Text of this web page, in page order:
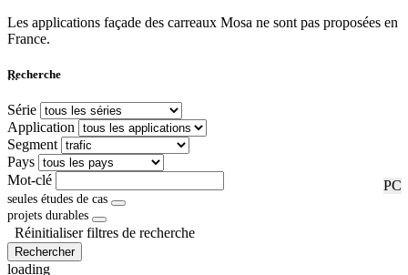
Les applications façade des carreaux Mosa ne sont pas proposées en
France.
...
Recherche
Série
Application
Segment
Pays
Mot-clé
RF
PC
seules études de cas
projets durables
Réinitialiser filtres de recherche
Rechercher
loading